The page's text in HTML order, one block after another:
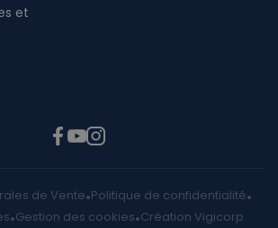
et
de Vente Politique de confidentialité
Gestion des cookies Création Vigicorp